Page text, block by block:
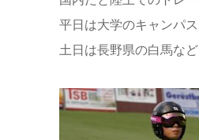
平日は大学のキャンパ
土日は長野県の白馬な